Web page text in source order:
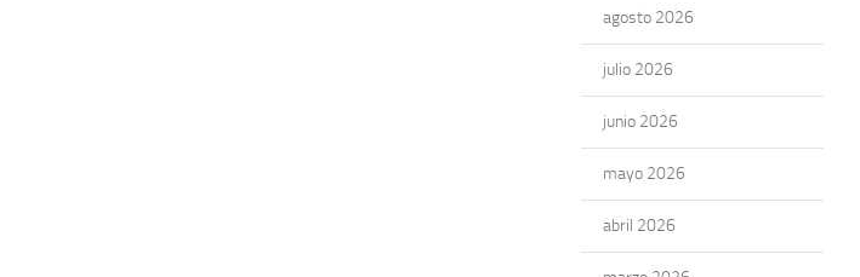
agosto 2026
julio 2026
junio 2026
mayo 2026
abril 2026